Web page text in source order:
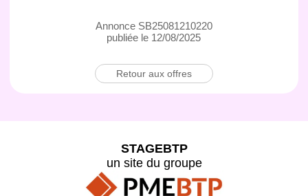
Annonce SB25081210220
publiée le 12/08/2025
Retour aux offres
STAGEBTP
un site du groupe